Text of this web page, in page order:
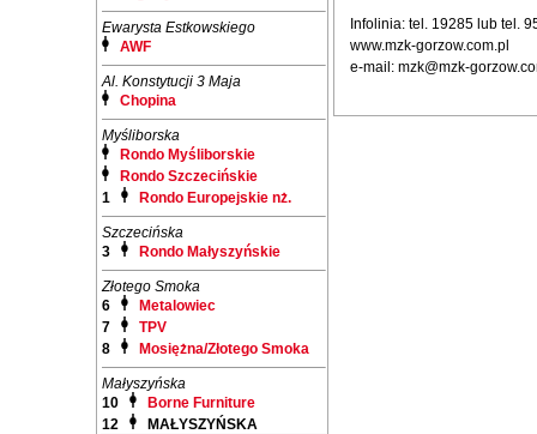
Ewarysta Estkowskiego
AWF
Al. Konstytucji 3 Maja
Chopina
Myśliborska
Rondo Myśliborskie
Rondo Szczecińskie
1
Rondo Europejskie nż.
Szczecińska
3
Rondo Małyszyńskie
Złotego Smoka
6
Metalowiec
7
TPV
8
Mosiężna/Złotego Smoka
Małyszyńska
10
Borne Furniture
12
MAŁYSZYŃSKA
Infolinia: tel. 19285 lub tel.
www.mzk-gorzow.com.pl
e-mail: mzk@mzk-